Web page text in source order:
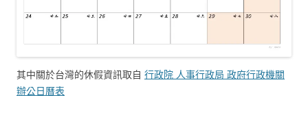
其中關於台灣的休假資訊取自 行政院 人事行政局 政府行政機關
辦公日曆表